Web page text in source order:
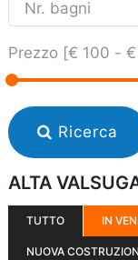
Prezzo [€ 100 -
Ricerca
ALTA
TUTTO IN
NUOVA